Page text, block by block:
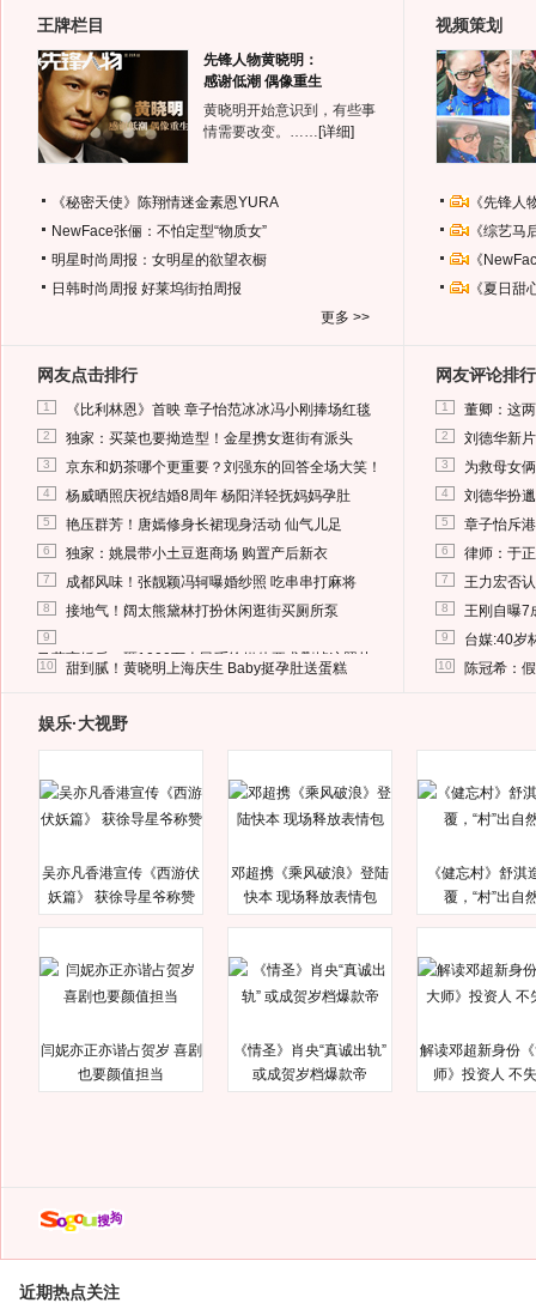
王牌栏目
先锋人物黄晓明：
感谢低潮 偶像重生
黄晓明开始意识到，有些事
情需要改变。…… [详细]
《秘密天使》陈翔情迷金素恩YURA
NewFace张俪：不怕定型“物质女”
明星时尚周报：女明星的欲望衣橱
日韩时尚周报 好莱坞街拍周报
更多 >>
视频策划
《先锋
《综艺
《
《夏日
网友点击排行
1 《比利林恩》首映 章子怡范冰冰冯小刚捧场红毯
2 独家：买菜也要拗造型！金星携女逛街有派头
3 京东和奶茶哪个更重要？刘强东的回答全场大笑！
4 杨威晒照庆祝结婚8周年 杨阳洋轻抚妈妈孕肚
5 艳压群芳！唐嫣修身长裙现身活动 仙气儿足
6 独家：姚晨带小土豆逛商场 购置产后新衣
7 成都风味！张靓颖冯轲曝婚纱照 吃串串打麻将
8 接地气！阔太熊黛林打扮休闲逛街买厕所泵
9
马蓉离婚后，砸1000万人民币给媒体要求删掉这照片
10 甜到腻！黄晓明上海庆生 Baby挺孕肚送蛋糕
网友评论排行
1 董卿：这
2 刘德华新
3 为救母女
4 刘德华扮
5 章子怡斥
6 律师：于
7 王力宏否
8 王刚自曝7
9 台媒:40岁
10 陈冠希：
娱乐·大视野
吴亦凡香港宣传《西游伏
妖篇》 获徐导星爷称赞
邓超携《乘风破浪》登陆
快本 现场释放表情包
《健忘村》舒淇
覆，“村”出自
闫妮亦正亦谐占贺岁 喜剧
也要颜值担当
《情圣》肖央“真诚出轨”
或成贺岁档爆款帝
解读邓超新身份
师》投资人 不
近期热点关注